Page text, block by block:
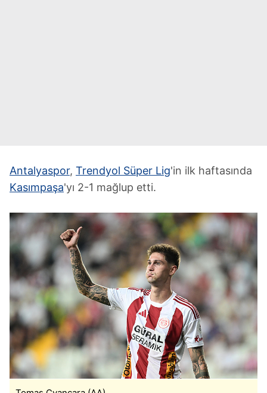
Antalyaspor, Trendyol Süper Lig'in ilk haftasında
Kasımpaşa'yı 2-1 mağlup etti.